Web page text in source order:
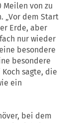
Meilen von zu
„Vor dem Start
Erde, aber
nur wieder
besondere
besondere
sagte, die
ein
bei dem